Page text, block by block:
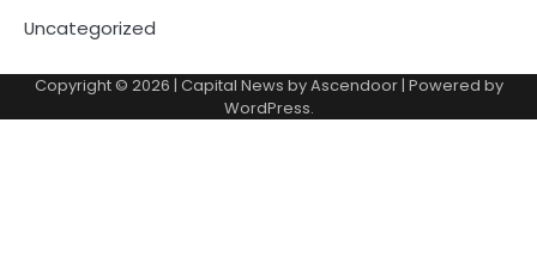
Uncategorized
Copyright © 2026 | Capital News byAscendoor| Powered by
WordPress.